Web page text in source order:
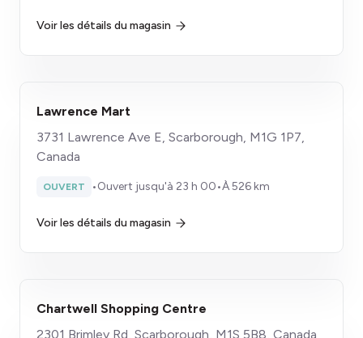
Voir les détails du magasin
Lawrence Mart
3731 Lawrence Ave E, Scarborough, M1G 1P7,
Canada
OUVERT •Ouvert jusqu'à 23 h 00•À 526 km
Voir les détails du magasin
Chartwell Shopping Centre
2301 Brimley Rd, Scarborough, M1S 5B8, Canada